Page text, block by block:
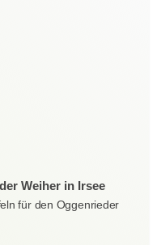
Weiher in Irsee
für den Oggenrieder